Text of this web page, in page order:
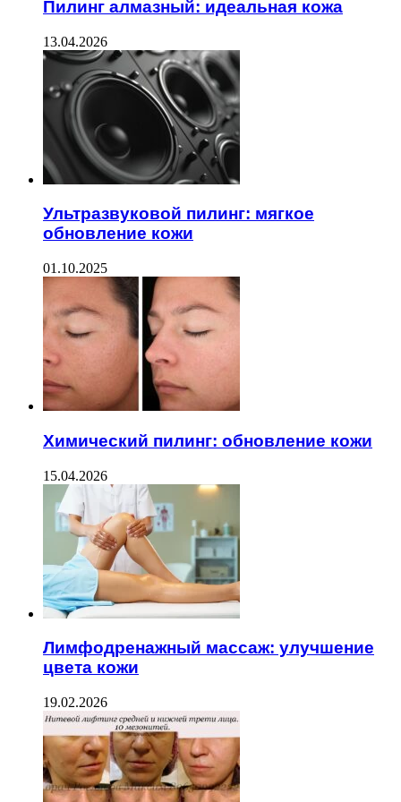
Пилинг алмазный: идеальная кожа
13.04.2026
Ультразвуковой пилинг: мягкое
обновление кожи
01.10.2025
Химический пилинг: обновление кожи
15.04.2026
Лимфодренажный массаж: улучшение
цвета кожи
19.02.2026